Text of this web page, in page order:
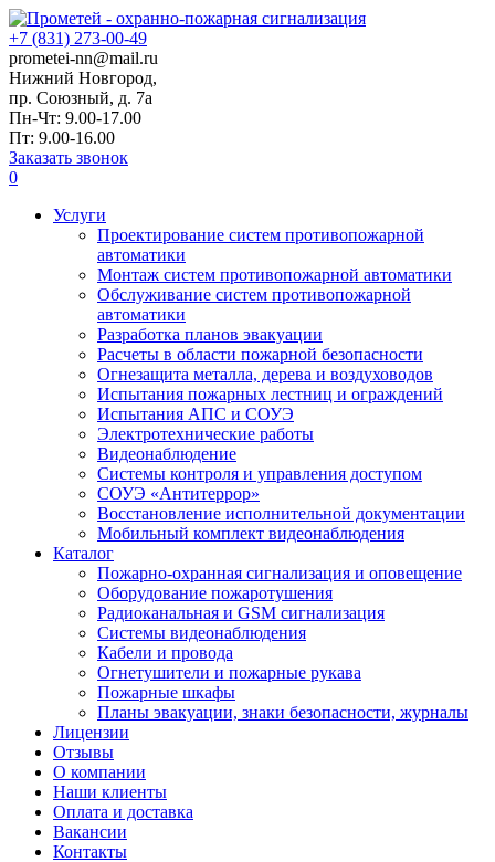
+7 (831) 273-00-49
prometei-nn@mail.ru
Нижний Новгород,
пр. Союзный, д. 7а
Пн-Чт: 9.00-17.00
Пт: 9.00-16.00
Заказать звонок
0
Услуги
Проектирование систем противопожарной
автоматики
Монтаж систем противопожарной автоматики
Обслуживание систем противопожарной
автоматики
Разработка планов эвакуации
Расчеты в области пожарной безопасности
Огнезащита металла, дерева и воздуховодов
Испытания пожарных лестниц и ограждений
Испытания АПС и СОУЭ
Электротехнические работы
Видеонаблюдение
Системы контроля и управления доступом
СОУЭ «Антитеррор»
Восстановление исполнительной документации
Мобильный комплект видеонаблюдения
Каталог
Пожарно-охранная сигнализация и оповещение
Оборудование пожаротушения
Радиоканальная и GSM сигнализация
Системы видеонаблюдения
Кабели и провода
Огнетушители и пожарные рукава
Пожарные шкафы
Планы эвакуации, знаки безопасности, журналы
Лицензии
Отзывы
О компании
Наши клиенты
Оплата и доставка
Вакансии
Контакты